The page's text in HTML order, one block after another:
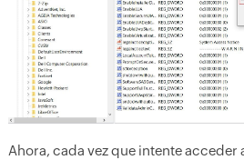
Ahora, cada vez que intente acceder